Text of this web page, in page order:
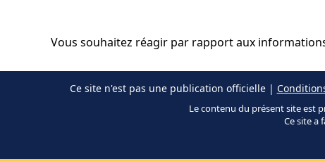
Vous souhaitez réagir par rapport aux
Ce site n'est pas une publication officielle |
Le contenu du présent site est
Ce site a